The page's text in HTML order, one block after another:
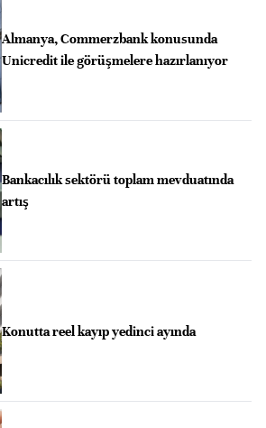
Almanya, Commerzbank konusunda
Unicredit ile görüşmelere hazırlanıyor
Bankacılık sektörü toplam mevduatında
artış
Konutta reel kayıp yedinci ayında